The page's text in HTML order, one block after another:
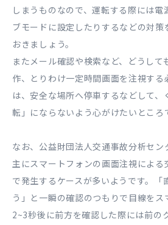
しまうものなので、運転する際には電
ブモードに設定したりするなどの対策
おきましょう。
またメール確認や検索など、どうして
作、とりわけ一定時間画面を注視する
は、安全な場所へ停車するなどして、
転」にならないよう心がけたいところ
なお、公益財団法人交通事故分析セン
主にスマートフォンの画面注視によ
で発生するケースが多いようです。「
う」と一瞬の確認のつもりで目線をス
2~3秒後に前方を確認した際には前の